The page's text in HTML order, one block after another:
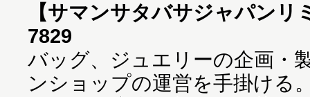
【サマンサタバサジャパンリ
7829
バッグ、ジュエリーの企画・
ンショップの運営を手掛ける